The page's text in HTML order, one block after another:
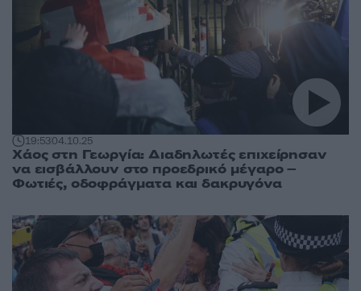
19:5304.10.25
Χάος στη Γεωργία: Διαδηλωτές επιχείρησαν
να εισβάλλουν στο προεδρικό μέγαρο –
Φωτιές, οδοφράγματα και δακρυγόνα